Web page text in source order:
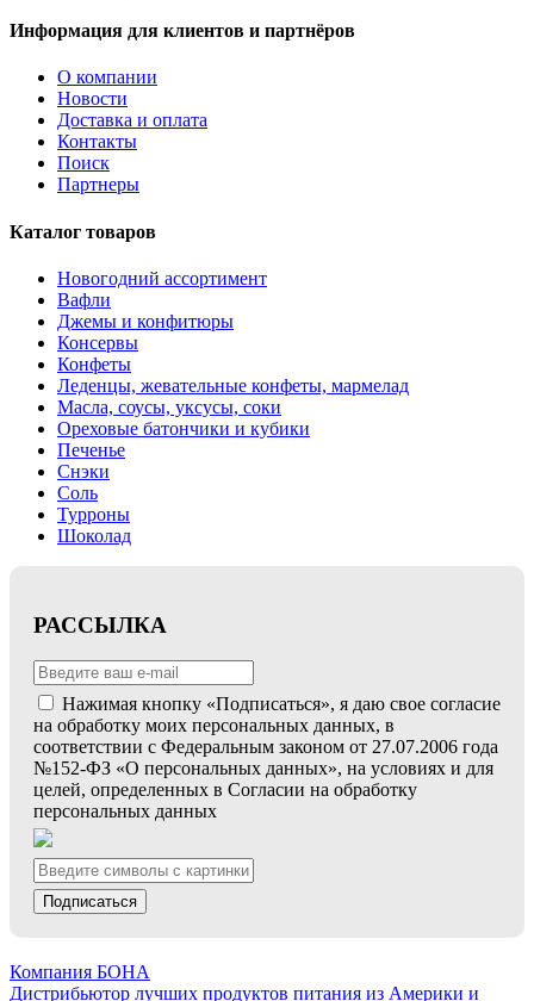
Информация для клиентов и партнёров
О компании
Новости
Доставка и оплата
Контакты
Поиск
Партнеры
Каталог товаров
Новогодний ассортимент
Вафли
Джемы и конфитюры
Консервы
Конфеты
Леденцы, жевательные конфеты, мармелад
Масла, соусы, уксусы, соки
Ореховые батончики и кубики
Печенье
Снэки
Соль
Турроны
Шоколад
РАССЫЛКА
Нажимая кнопку «Подписаться», я даю свое согласие
на обработку моих персональных данных, в
соответствии с Федеральным законом от 27.07.2006 года
№152-ФЗ «О персональных данных», на условиях и для
целей, определенных в Согласии на обработку
персональных данных
Подписаться
Компания БОНА
Дистрибьютор лучших продуктов питания из Америки и